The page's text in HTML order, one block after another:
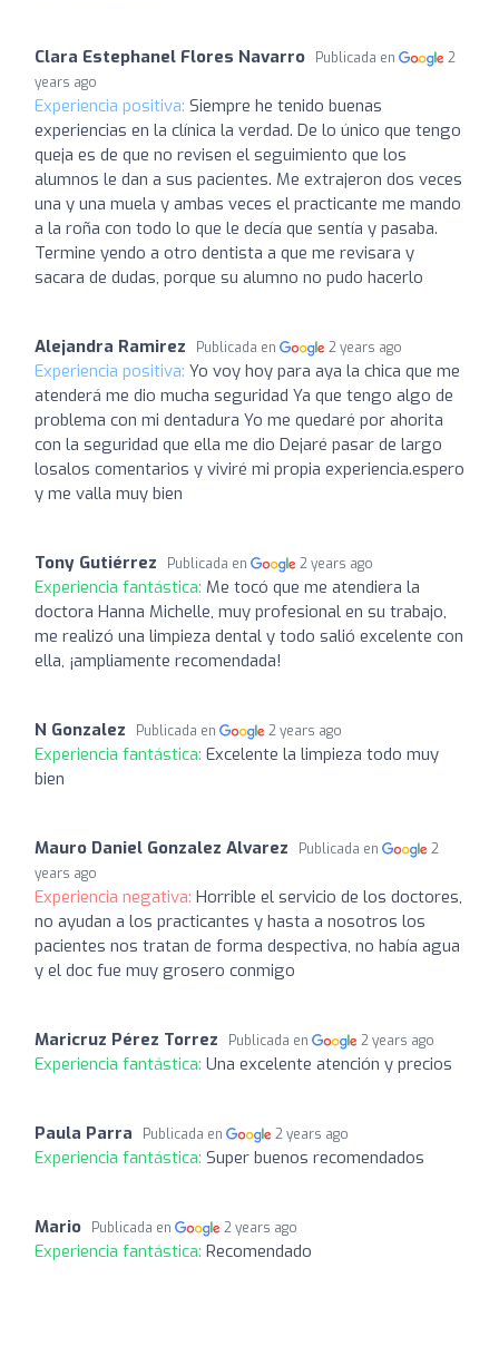
Clara Estephanel Flores Navarro Publicada en
2
years ago
Experiencia positiva: Siempre he tenido buenas
experiencias en la clínica la verdad. De lo único que tengo
queja es de que no revisen el seguimiento que los
alumnos le dan a sus pacientes. Me extrajeron dos veces
una y una muela y ambas veces el practicante me mando
a la roña con todo lo que le decía que sentía y pasaba.
Termine yendo a otro dentista a que me revisara y
sacara de dudas, porque su alumno no pudo hacerlo
Alejandra Ramirez Publicada en 2 years ago
Experiencia positiva: Yo voy hoy para aya la chica que me
atenderá me dio mucha seguridad Ya que tengo algo de
problema con mi dentadura Yo me quedaré por ahorita
con la seguridad que ella me dio Dejaré pasar de largo
losalos comentarios y viviré mi propia experiencia.espero
y me valla muy bien
Tony Gutiérrez Publicada en 2 years ago
Experiencia fantástica: Me tocó que me atendiera la
doctora Hanna Michelle, muy profesional en su trabajo,
me realizó una limpieza dental y todo salió excelente con
ella, ¡ampliamente recomendada!
N Gonzalez Publicada en 2 years ago
Experiencia fantástica: Excelente la limpieza todo muy
bien
Mauro Daniel Gonzalez Alvarez Publicada en
2
years ago
Experiencia negativa: Horrible el servicio de los doctores,
no ayudan a los practicantes y hasta a nosotros los
pacientes nos tratan de forma despectiva, no había agua
y el doc fue muy grosero conmigo
Maricruz Pérez Torrez Publicada en 2 years ago
Experiencia fantástica: Una excelente atención y precios
Paula Parra Publicada en 2 years ago
Experiencia fantástica: Super buenos recomendados
Mario Publicada en 2 years ago
Experiencia fantástica: Recomendado